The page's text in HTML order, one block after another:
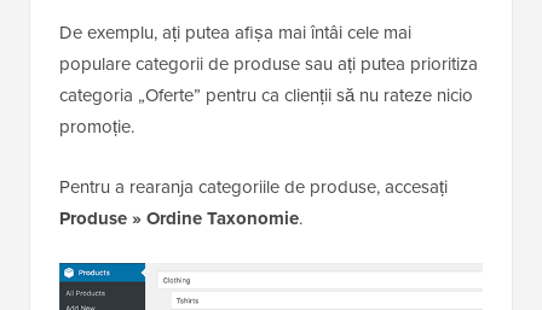
De exemplu, ați putea afișa mai întâi cele mai
populare categorii de produse sau ați putea prioritiza
categoria „Oferte” pentru ca clienții să nu rateze nicio
promoție.
Pentru a rearanja categoriile de produse, accesați
Produse » Ordine Taxonomie.